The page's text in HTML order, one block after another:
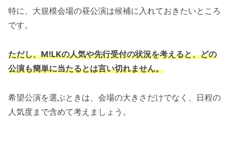
特に、大規模会場の昼公演は候補に入れておきたいところ
です。
ただし、M!LKの人気や先行受付の状況を考えると、どの
公演も簡単に当たるとは言い切れません。
希望公演を選ぶときは、会場の大きさだけでなく、日程の
人気度まで含めて考えましょう。